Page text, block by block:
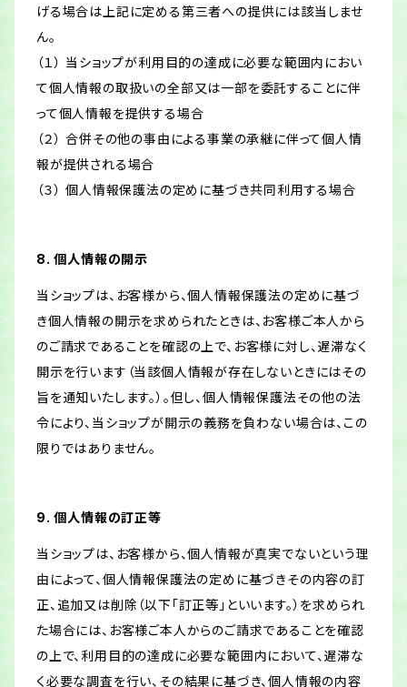
げる場合は上記に定める第三者への提供には該当しませ
ん。
（１） 当ショップが利用目的の達成に必要な範囲内におい
て個人情報の取扱いの全部又は一部を委託することに伴
って個人情報を提供する場合
（２） 合併その他の事由による事業の承継に伴って個人情
報が提供される場合
（３） 個人情報保護法の定めに基づき共同利用する場合
8. 個人情報の開示
当ショップは、お客様から、個人情報保護法の定めに基づ
き個人情報の開示を求められたときは、お客様ご本人から
のご請求であることを確認の上で、お客様に対し、遅滞なく
開示を行います（当該個人情報が存在しないときにはその
旨を通知いたします。）。但し、個人情報保護法その他の法
令により、当ショップが開示の義務を負わない場合は、この
限りではありません。
9. 個人情報の訂正等
当ショップは、お客様から、個人情報が真実でないという理
由によって、個人情報保護法の定めに基づきその内容の訂
正、追加又は削除（以下「訂正等」といいます。）を求められ
た場合には、お客様ご本人からのご請求であることを確認
の上で、利用目的の達成に必要な範囲内において、遅滞な
く必要な調査を行い、その結果に基づき、個人情報の内容